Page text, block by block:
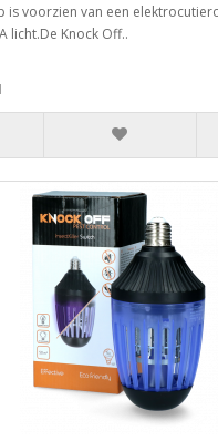
is voorzien van een
licht.De Knock Off..